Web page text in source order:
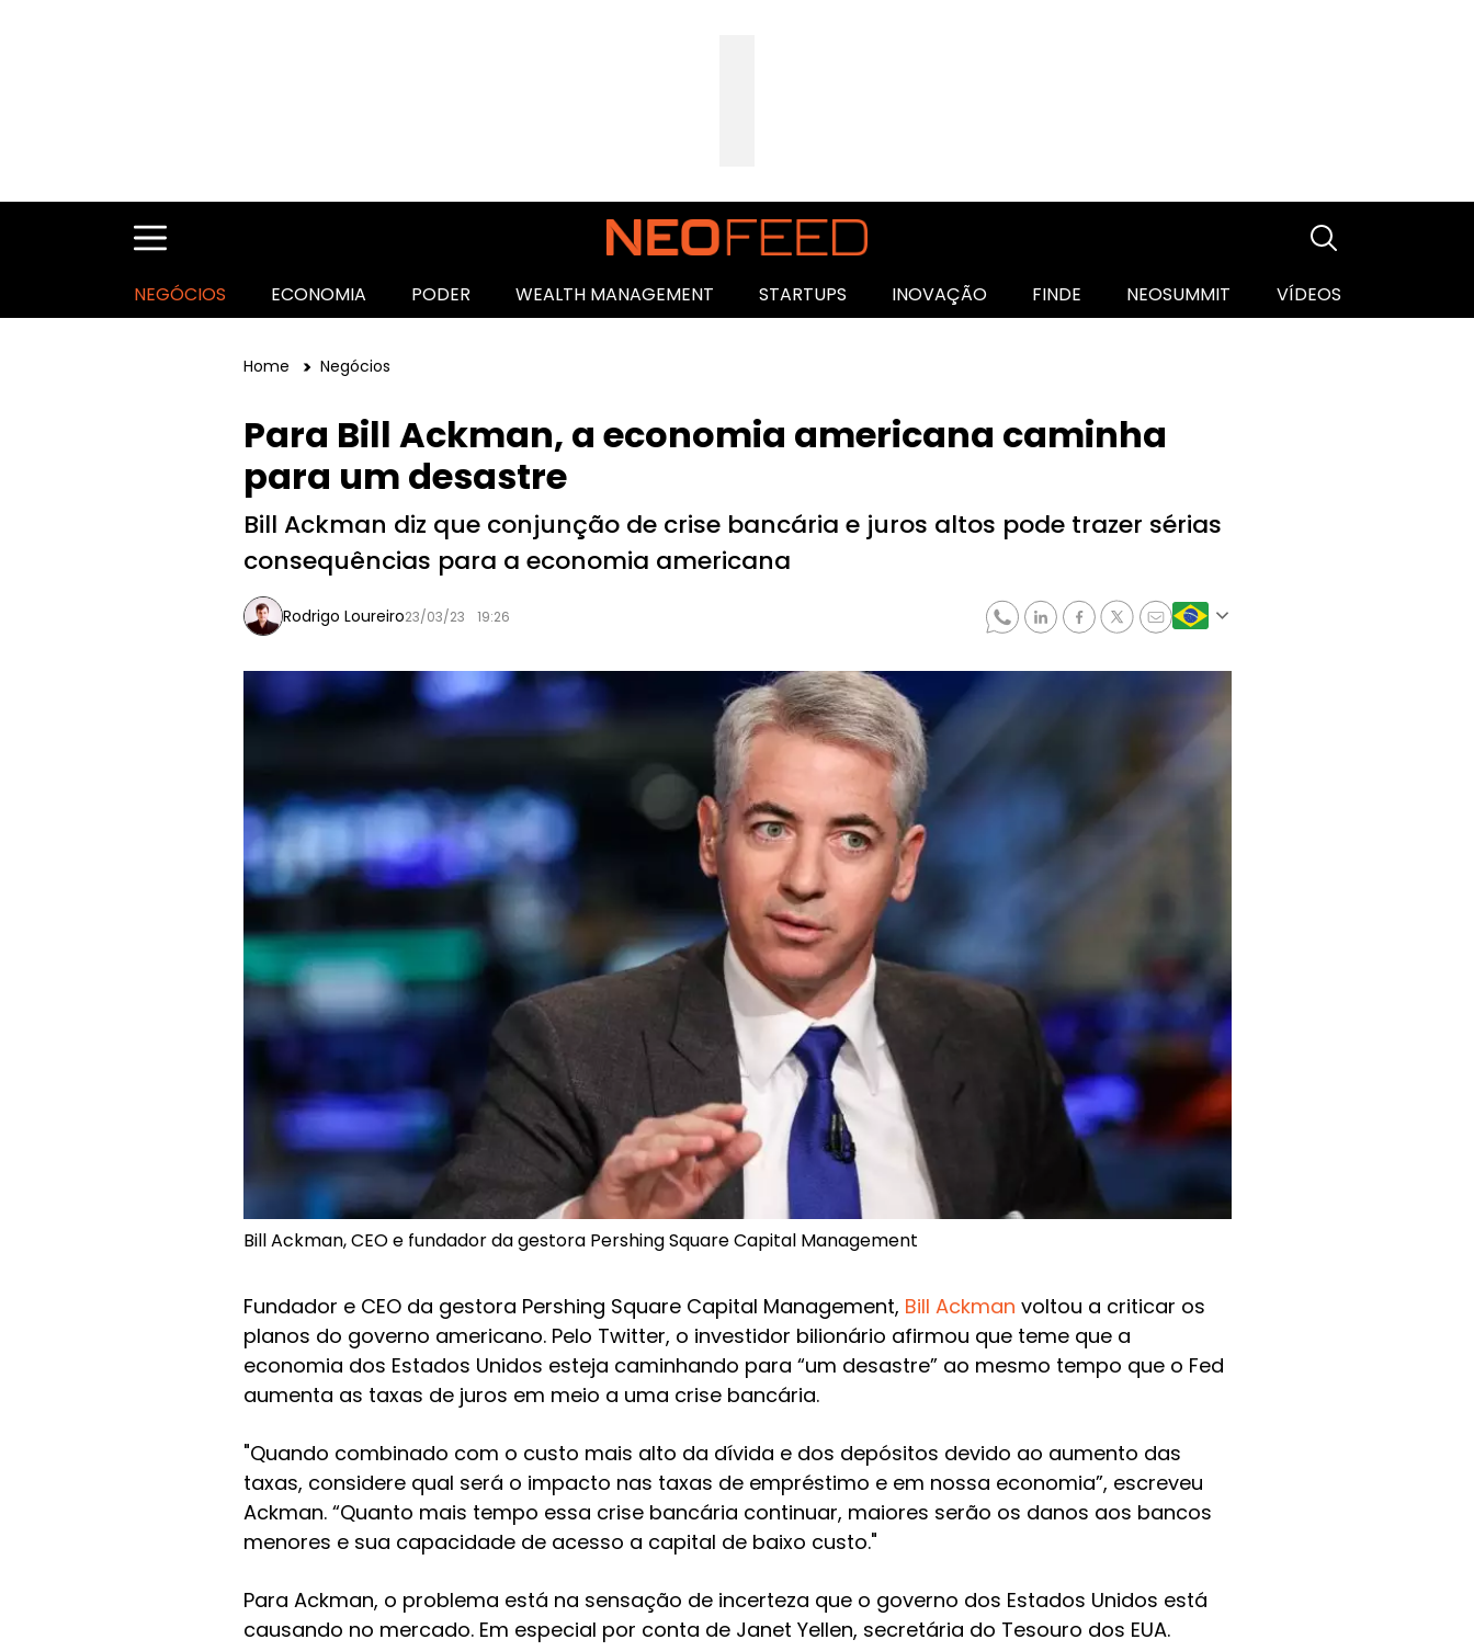
NEGÓCIOS ECONOMIA PODER WEALTH MANAGEMENT STARTUPS INOVAÇÃO FINDE NEOSUMMIT VÍDEOS
Home Negócios
Para Bill Ackman, a economia americana caminha
para um desastre
Bill Ackman diz que conjunção de crise bancária e juros altos pode trazer sérias
consequências para a economia americana
Rodrigo Loureiro23/03/23 19:26
Bill Ackman, CEO e fundador da gestora Pershing Square Capital Management
Fundador e CEO da gestora Pershing Square Capital Management, Bill Ackman voltou a criticar os
planos do governo americano. Pelo Twitter, o investidor bilionário afirmou que teme que a
economia dos Estados Unidos esteja caminhando para “um desastre” ao mesmo tempo que o Fed
aumenta as taxas de juros em meio a uma crise bancária.
"Quando combinado com o custo mais alto da dívida e dos depósitos devido ao aumento das
taxas, considere qual será o impacto nas taxas de empréstimo e em nossa economia”, escreveu
Ackman. “Quanto mais tempo essa crise bancária continuar, maiores serão os danos aos bancos
menores e sua capacidade de acesso a capital de baixo custo."
Para Ackman, o problema está na sensação de incerteza que o governo dos Estados Unidos está
causando no mercado. Em especial por conta de Janet Yellen, secretária do Tesouro dos EUA.